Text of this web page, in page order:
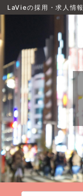
LaVieの採用・求人情報